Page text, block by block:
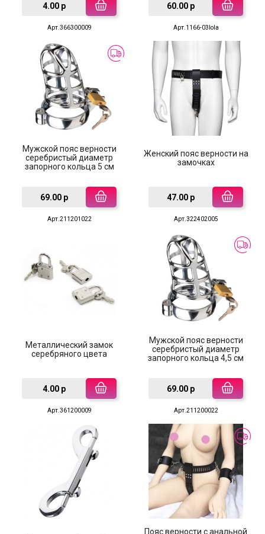
4.00 р
Арт.366300009
60.00 р
Арт.1166-03lola
Мужской пояс верности
серебристый диаметр
запорного кольца 5 см
69.00 р
Арт.211201022
Женский пояс верности на
замочках
47.00 р
Арт.322402005
Металлический замок
серебряного цвета
4.00 р
Арт.361200009
Мужской пояс верности
серебристый диаметр
запорного кольца 4,5 см
69.00 р
Арт.211200022
Пояс верности с анальной